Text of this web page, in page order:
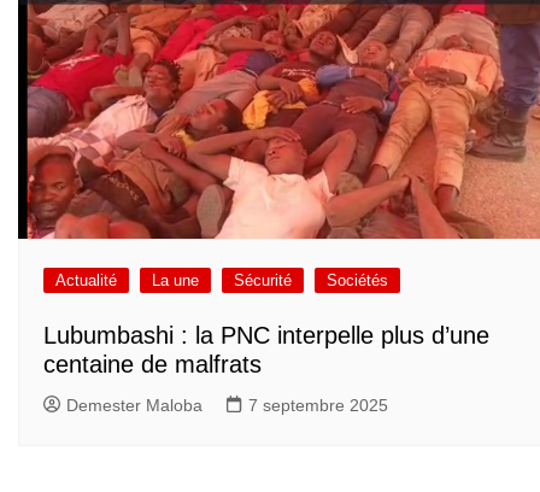
Actualité La une Sécurité Sociétés
Lubumbashi : la PNC interpelle plus d’une
centaine de malfrats
Demester Maloba 7 septembre 2025